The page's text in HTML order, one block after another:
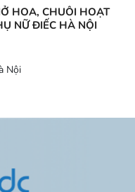
HOA, CHUỖI HOẠT
NỮ ĐIẾC HÀ NỘI
Nội